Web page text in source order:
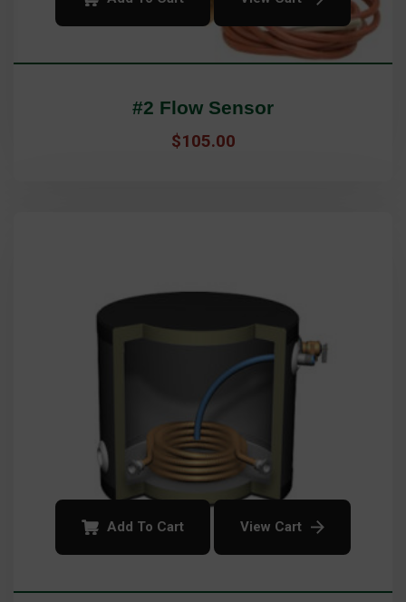
#2 Flow Sensor
$105.00
Add To Cart View Cart